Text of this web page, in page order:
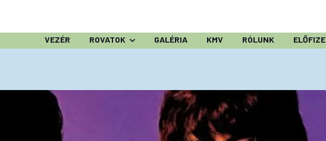
VEZÉR ROVATOK GALÉRIA KMV RÓLUNK